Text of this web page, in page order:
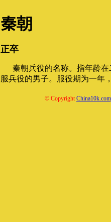
秦朝
正卒
秦朝兵役的名称。指年龄
服兵役的男子。服役期为一年
© CopyrightChina10k.com